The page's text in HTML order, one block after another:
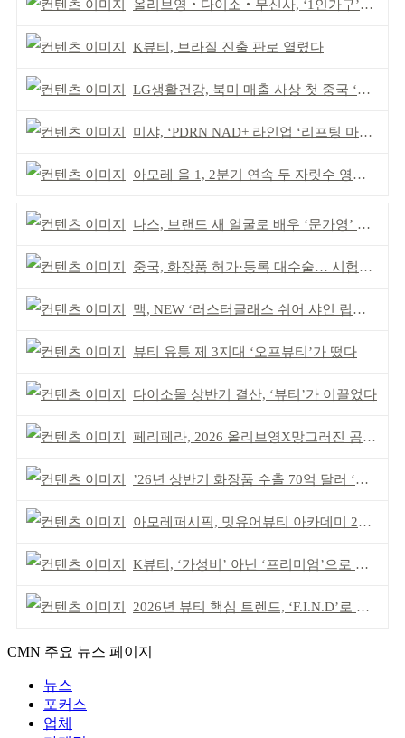
올리브영‧다이소‧무신사, ‘1인가구’가 이끈다
K뷰티, 브라질 진출 판로 열렸다
LG생활건강, 북미 매출 사상 첫 중국 ‘추월’
미샤, ‘PDRN NAD+ 라인업 ‘리프팅 마스크’ 출시
아모레 올 1, 2분기 연속 두 자릿수 영업이익률 기록
나스, 브랜드 새 얼굴로 배우 ‘문가영’ 발탁
중국, 화장품 허가·등록 대수술… 시험자료 공용 허용
맥, NEW ‘러스터글래스 쉬어 샤인 립스틱’ 출시
뷰티 유통 제 3지대 ‘오프뷰티’가 떴다
다이소몰 상반기 결산, ‘뷰티’가 이끌었다
페리페라, 2026 올리브영X망그러진 곰 콜라보
’26년 상반기 화장품 수출 70억 달러 ‘역대 최고’
아모레퍼시픽, 밋유어뷰티 아카데미 2기 발대식
K뷰티, ‘가성비’ 아닌 ‘프리미엄’으로 승부걸어야
2026년 뷰티 핵심 트렌드, ‘F.I.N.D’로 읽는다
CMN 주요 뉴스 페이지
뉴스
포커스
업체